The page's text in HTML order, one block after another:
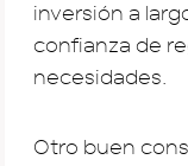
inversión a
confianza de
necesidades.
Otro buen